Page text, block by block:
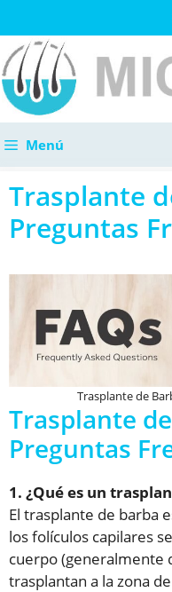
al
contenido
Menú
Trasplante
Preguntas
Trasplante de
Trasplante
Preguntas
1. ¿Qué es un
El trasplante de barba
los folículos capilares
cuerpo (generalmente
trasplantan a la zona